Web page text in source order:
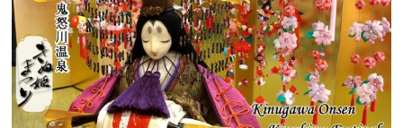
●歴史の山内朝のそぞろ歩き
少し早起きをして、歴史につつまれた日光山内を地元ガイドと共に
散歩するツアーです。
⇒詳細はこちら
●ナチュラルパ－クツアー